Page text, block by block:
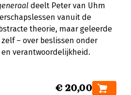
deelt Peter van Uhm
vanuit de
theorie, maar geleerde
– over beslissen onder
verantwoordelijkheid.
€ 20,00